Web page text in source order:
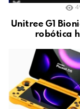
Unitree G1
robótica